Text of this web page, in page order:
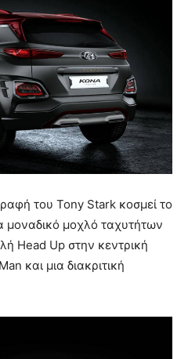
του Tony Stark κοσμεί το
μοχλό ταχυτήτων
Head Up στην κεντρική
και μια διακριτική